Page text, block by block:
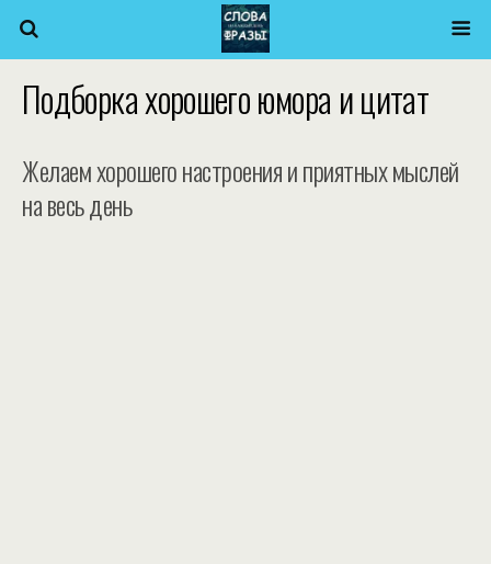
Подборка хорошего юмора и цитат
Желаем хорошего настроения и приятных мыслей
на весь день